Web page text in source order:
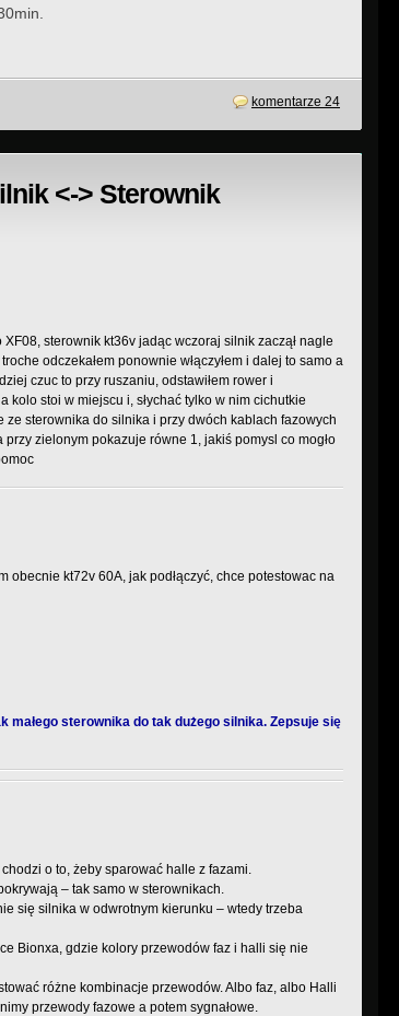
komentarze 24
<-> Sterownik
sterownik kt36v jadąc wczoraj silnik zaczął nagle
odczekałem ponownie włączyłem i dalej to samo a
czuc to przy ruszaniu, odstawiłem rower i
kolo stoi w miejscu i, słychać tylko w nim cichutkie
ze sterownika do silnika i przy dwóch kablach fazowych
zielonym pokazuje równe 1, jakiś pomysl co mogło
obecnie kt72v 60A, jak podłączyć, chce potestowac na
małego sterownika do tak dużego silnika. Zepsuje się
o to, żeby sparować halle z fazami.
– tak samo w sterownikach.
się silnika w odwrotnym kierunku – wtedy trzeba
Bionxa, gdzie kolory przewodów faz i halli się nie
różne kombinacje przewodów. Albo faz, albo Halli
przewody fazowe a potem sygnałowe.